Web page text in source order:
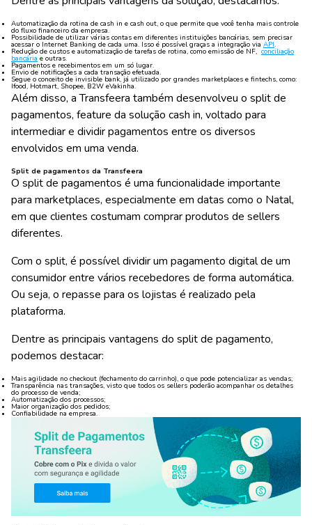
Automatização da rotina de cash in e cash out, o que permite que você tenha mais controle
do fluxo financeiro da empresa.
Possibilidade de utilizar várias contas em diferentes instituições bancárias, sem precisar
acessar o Internet Banking de cada uma. Isso é possível graças a integração via API.
Redução de custos e automatização de tarefas de rotina, como emissão de NF, conciliação
bancária e outras.
Pagamentos e recebimentos em um só lugar.
Envio de notificações a cada transação efetuada.
Segue o conceito de invisible bank, já utilizado por grandes marketplaces e fintechs, como:
Ifood, Hotmart, Shopee, B2W eVakinha.
Além disso, a Transfeera também desenvolveu o split de
pagamentos, feature da solução cash in, voltado para
intermediar e dividir pagamentos entre os diversos
envolvidos em uma venda.
Split de pagamentos da Transfeera
O split de pagamentos é uma funcionalidade importante
para marketplaces, especialmente em datas como o Natal,
em que clientes costumam comprar produtos de sellers
diferentes.
Com o split, é possível dividir um pagamento digital de um
consumidor entre vários recebedores de forma automática.
Ou seja, o repasse para os lojistas é realizado pela
plataforma.
Dentre as principais vantagens do split de pagamento,
podemos destacar:
Mais agilidade no checkout (fechamento do carrinho), o que pode potencializar as vendas;
Transparência nas transações, visto que todos os sellers poderão acompanhar os detalhes
do processo de venda;
Automatização dos processos;
Maior organização dos pedidos;
Confiabilidade na empresa.